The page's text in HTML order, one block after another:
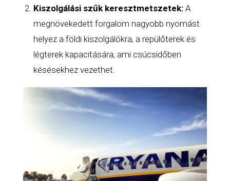
Kiszolgálási szűk keresztmetszetek: A
megnövekedett forgalom nagyobb nyomást
helyez a földi kiszolgálókra, a repülőterek és
légterek kapacitására, ami csúcsidőben
késésekhez vezethet.